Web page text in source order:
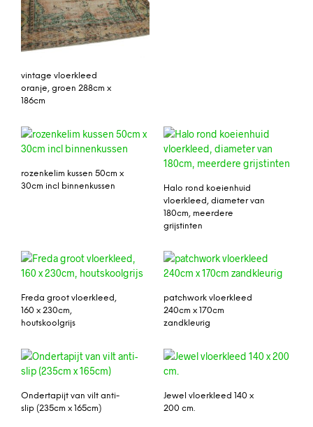
vintage vloerkleed
oranje, groen 288cm x
186cm
rozenkelim kussen 50cm x
30cm incl binnenkussen
Halo rond koeienhuid
vloerkleed, diameter van
180cm, meerdere
grijstinten
Freda groot vloerkleed,
160 x 230cm,
houtskoolgrijs
patchwork vloerkleed
240cm x 170cm
zandkleurig
Ondertapijt van vilt anti-
slip (235cm x 165cm)
Jewel vloerkleed 140 x
200 cm.